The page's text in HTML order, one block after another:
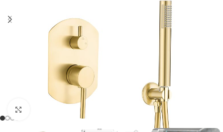
Haga clic para ampliar